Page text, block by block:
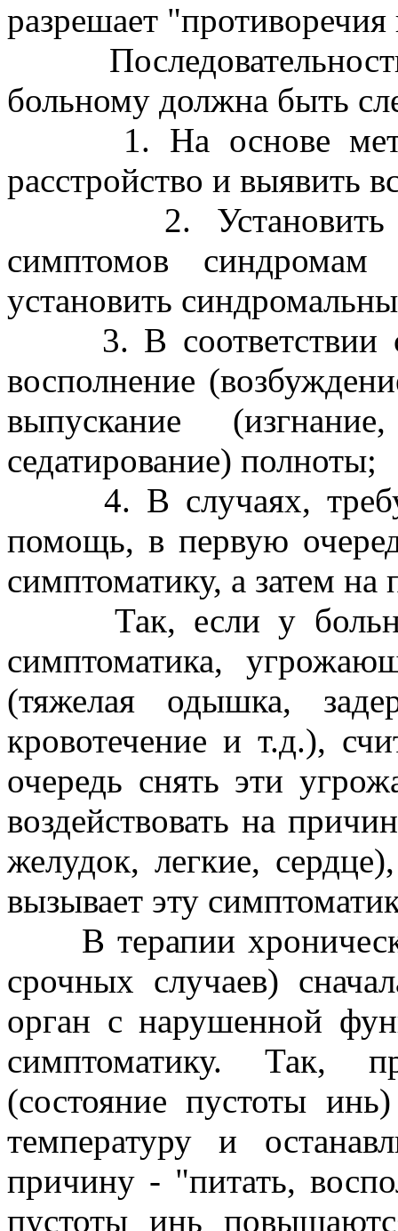
разрешает
Последовательность
больному должна быть
1. На основе
расстройство и выявить
2. Установить
симптомов
установить
3. В соответствии с
восполнение
выпускание
седатирование) полноты;
4. В случаях,
помощь, в первую
симптоматику, а затем на
Так, если у
симптоматика,
(тяжелая одышка,
кровотечение и т.д.),
очередь снять эти
воздействовать на
желудок, легкие,
вызывает эту
В терапии
срочных случаев)
орган с нарушенной
симптоматику. Так,
(состояние пустоты
температуру и
причину - "питать,
пустоты инь